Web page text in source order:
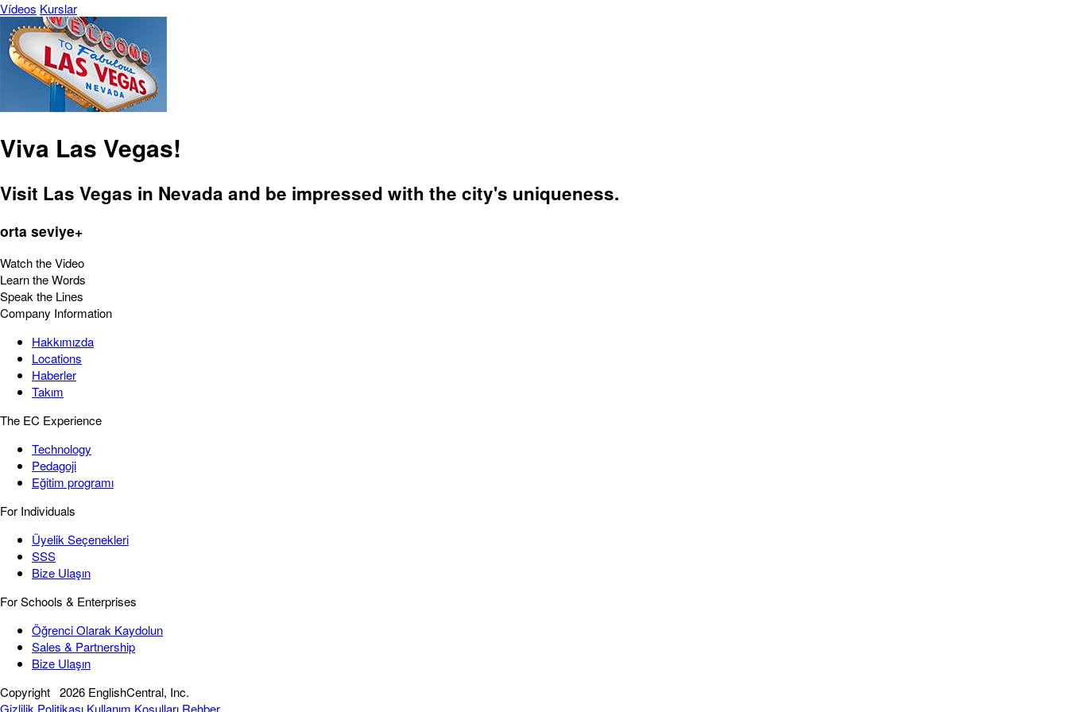
Vídeos Kurslar
Viva Las Vegas!
Visit Las Vegas in Nevada and be impressed with the city's uniqueness.
orta seviye+
Watch the Video
Learn the Words
Speak the Lines
Company Information
Hakkımızda
Locations
Haberler
Takım
The EC Experience
Technology
Pedagoji
Eğitim programı
For Individuals
Üyelik Seçenekleri
SSS
Bize Ulaşın
For Schools & Enterprises
Öğrenci Olarak Kaydolun
Sales & Partnership
Bize Ulaşın
Copyright 2026 EnglishCentral, Inc.